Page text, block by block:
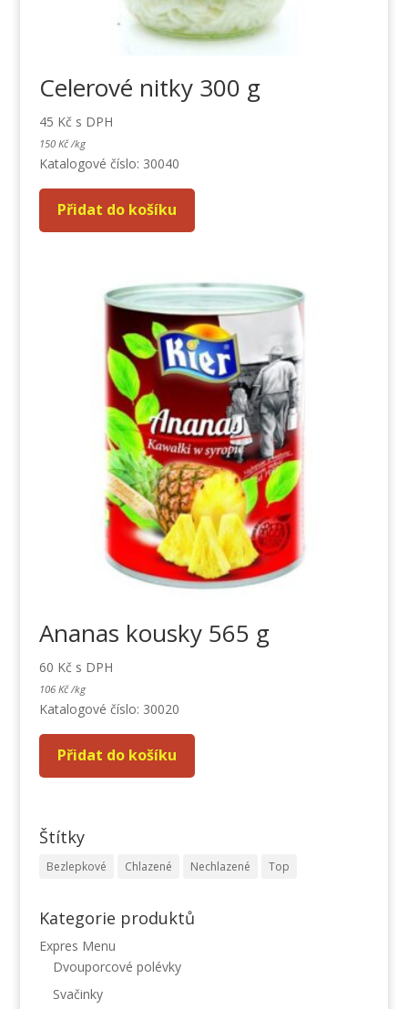
Celerové nitky 300 g
45 Kč s DPH
150 Kč /kg
Katalogové číslo: 30040
Přidat do košíku
Ananas kousky 565 g
60 Kč s DPH
106 Kč /kg
Katalogové číslo: 30020
Přidat do košíku
Štítky
Bezlepkové Chlazené Nechlazené Top
Kategorie produktů
Expres Menu
Dvouporcové polévky
Svačinky